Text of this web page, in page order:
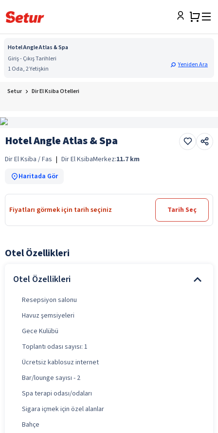
Hotel Angle Atlas & Spa
Giriş - Çıkış Tarihleri
1 Oda, 2 Yetişkin
Yeniden Ara
Setur Dir El Ksiba Otelleri
Hotel Angle Atlas & Spa
Dir El Ksiba / Fas | Dir El KsibaMerkez:11.7 km
Haritada Gör
Fiyatları görmek için tarih seçiniz Tarih Seç
Otel Özellikleri
Otel Özellikleri
Resepsiyon salonu
Havuz şemsiyeleri
Gece Kulübü
Toplantı odası sayısı: 1
Ücretsiz kablosuz internet
Bar/lounge sayısı - 2
Spa terapi odası/odaları
Sigara içmek için özel alanlar
Bahçe